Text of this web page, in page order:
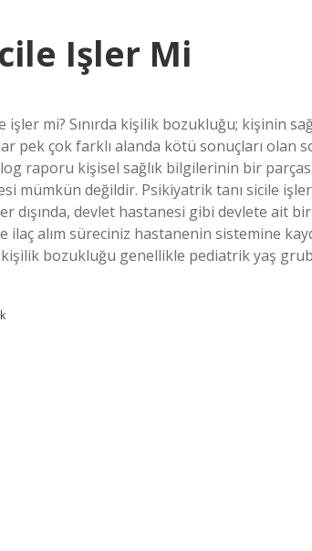
Işler Mi
mi? Sınırda kişilik bozukluğu; kişinin
pek çok farklı alanda kötü sonuçları olan
raporu kişisel sağlık bilgilerinin bir
mümkün değildir. Psikiyatrik tanı sicile
dışında, devlet hastanesi gibi devlete ait
ilaç alım süreciniz hastanenin sistemine
bozukluğu genellikle pediatrik yaş